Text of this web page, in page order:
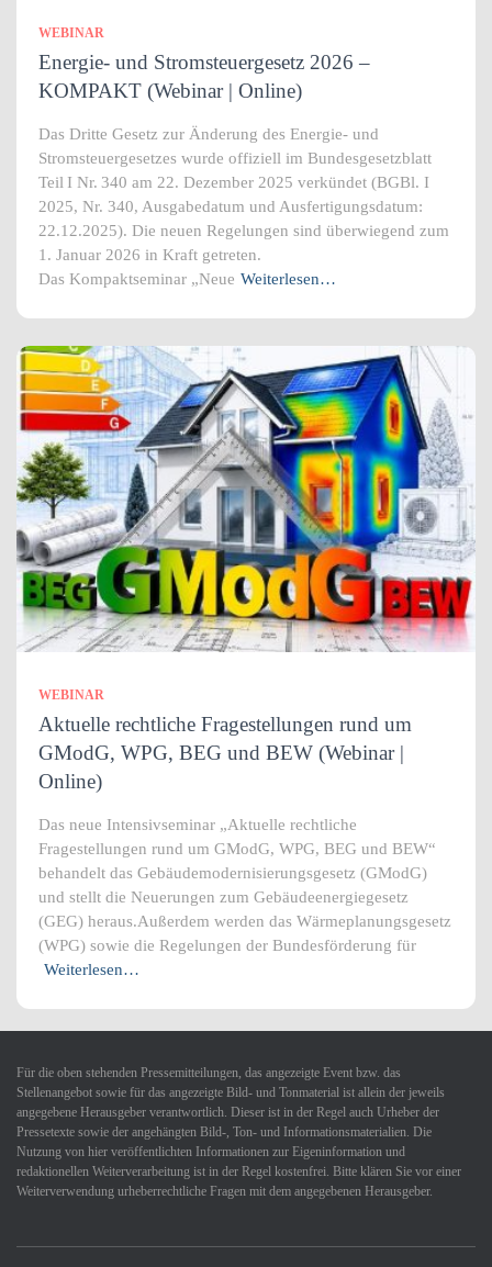
WEBINAR
Energie- und Stromsteuergesetz 2026 –
KOMPAKT (Webinar | Online)
Das Dritte Gesetz zur Änderung des Energie‑ und
Stromsteuergesetzes wurde offiziell im Bundesgesetzblatt
Teil I Nr. 340 am 22. Dezember 2025 verkündet (BGBl. I
2025, Nr. 340, Ausgabedatum und Ausfertigungsdatum:
22.12.2025). Die neuen Regelungen sind überwiegend zum
1. Januar 2026 in Kraft getreten.
Das Kompaktseminar „Neue Weiterlesen…
WEBINAR
Aktuelle rechtliche Fragestellungen rund um
GModG, WPG, BEG und BEW (Webinar |
Online)
Das neue Intensivseminar „Aktuelle rechtliche
Fragestellungen rund um GModG, WPG, BEG und BEW“
behandelt das Gebäudemodernisierungsgesetz (GModG)
und stellt die Neuerungen zum Gebäudeenergiegesetz
(GEG) heraus.Außerdem werden das Wärmeplanungsgesetz
(WPG) sowie die Regelungen der Bundesförderung für
Weiterlesen…
Für die oben stehenden Pressemitteilungen, das angezeigte Event bzw. das
Stellenangebot sowie für das angezeigte Bild- und Tonmaterial ist allein der jeweils
angegebene Herausgeber verantwortlich. Dieser ist in der Regel auch Urheber der
Pressetexte sowie der angehängten Bild-, Ton- und Informationsmaterialien. Die
Nutzung von hier veröffentlichten Informationen zur Eigeninformation und
redaktionellen Weiterverarbeitung ist in der Regel kostenfrei. Bitte klären Sie vor einer
Weiterverwendung urheberrechtliche Fragen mit dem angegebenen Herausgeber.